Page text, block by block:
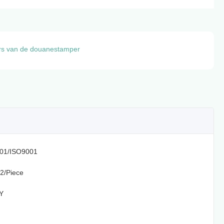
van de douanestamper
ISO9001
Piece